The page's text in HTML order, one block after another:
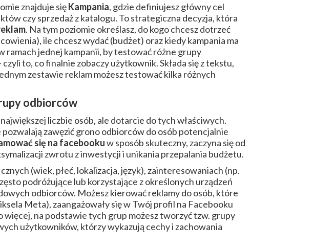
znajduje sięKampania, gdzie definiujesz główny cel
czy sprzedaż z katalogu. To strategiczna decyzja, która
. Na tym poziomie określasz, do kogo chcesz dotrzeć
ile chcesz wydać (budżet) oraz kiedy kampania ma
ramach jednej kampanii, by testować różne grupy
czyli to, co finalnie zobaczy użytkownik. Składa się z tekstu,
zestawie reklam możesz testować kilka różnych
odbiorców
liczbie osób, ale dotarcie do tych właściwych.
zawęzić grono odbiorców do osób potencjalnie
się na facebookuw sposób skuteczny, zaczyna się od
zwrotu z inwestycji i unikania przepalania budżetu.
(wiek, płeć, lokalizacja, język), zainteresowaniach (np.
podróżujące lub korzystające z określonych urządzeń
odbiorców. Możesz kierować reklamy do osób, które
Meta), zaangażowały się w Twój profil na Facebooku
więcej, na podstawie tych grup możesz tworzyć tzw. grupy
użytkowników, którzy wykazują cechy i zachowania